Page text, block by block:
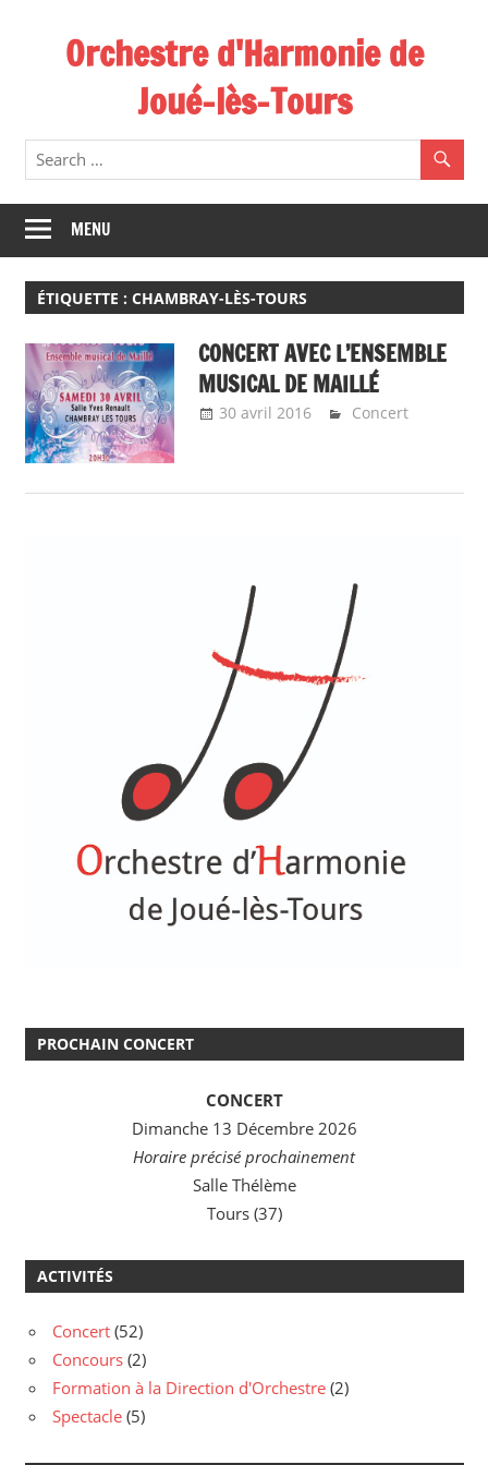
Orchestre d'Harmonie de
Joué-lès-Tours
MENU
ÉTIQUETTE : CHAMBRAY-LÈS-TOURS
CONCERT AVEC L’ENSEMBLE
MUSICAL DE MAILLÉ
30 avril 2016 Emeline Design
Concert
PROCHAIN CONCERT
CONCERT
Dimanche 13 Décembre 2026
Horaire précisé prochainement
Salle Thélème
Tours (37)
ACTIVITÉS
Concert (52)
Concours (2)
Formation à la Direction d'Orchestre (2)
Spectacle (5)